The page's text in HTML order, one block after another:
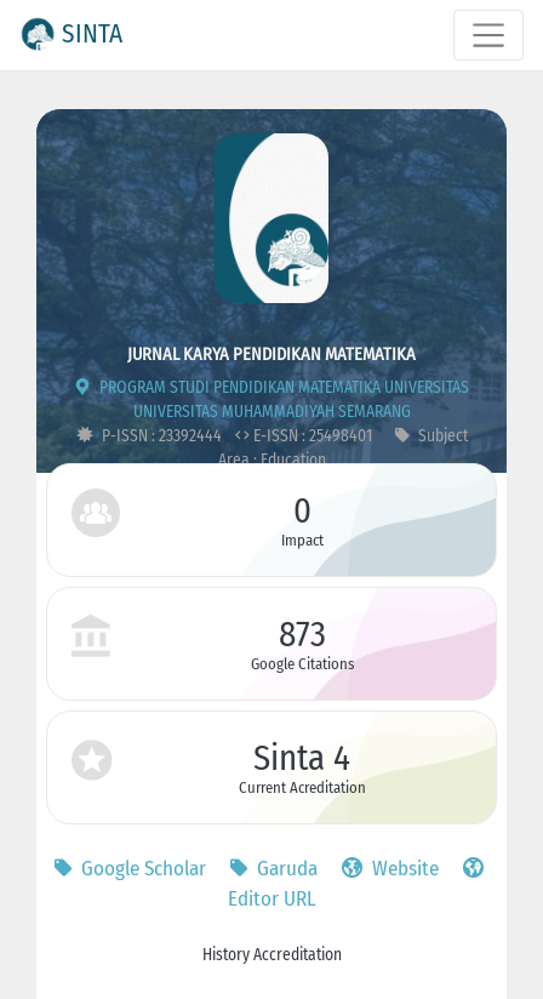
SINTA
JURNAL KARYA PENDIDIKAN MATEMATIKA
PROGRAM STUDI PENDIDIKAN MATEMATIKA UNIVERSITAS
UNIVERSITAS MUHAMMADIYAH SEMARANG
P-ISSN : 23392444
E-ISSN : 25498401
Subject
Area : Education
0
Impact
873
Google Citations
Sinta 4
Current Acreditation
Google Scholar Garuda
Website
Editor URL
History Accreditation